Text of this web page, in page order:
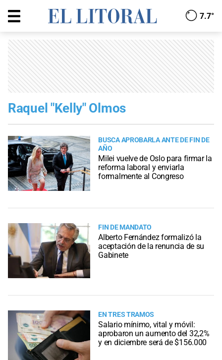
7.7°
Raquel "Kelly" Olmos
BUSCA APROBARLA ANTE DE FIN DE
AÑO
Milei vuelve de Oslo para firmar la
reforma laboral y enviarla
formalmente al Congreso
FIN DE MANDATO
Alberto Fernández formalizó la
aceptación de la renuncia de su
Gabinete
EN TRES TRAMOS
Salario mínimo, vital y móvil:
aprobaron un aumento del 32,2%
y en diciembre será de $156.000